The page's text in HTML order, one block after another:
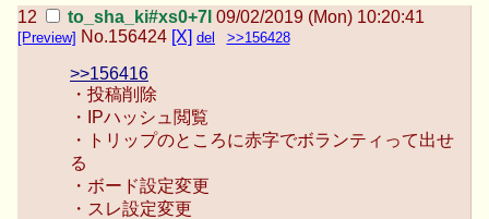
to_sha_ki#xs0+7l 09/02/2019 (Mon) 10:20:41
[Preview] No.156424 [X] del >>156428
>>156416
・投稿削除
・IPハッシュ閲覧
・トリップのところに赤字でボランティって出せ
る
・ボード設定変更
・スレ設定変更